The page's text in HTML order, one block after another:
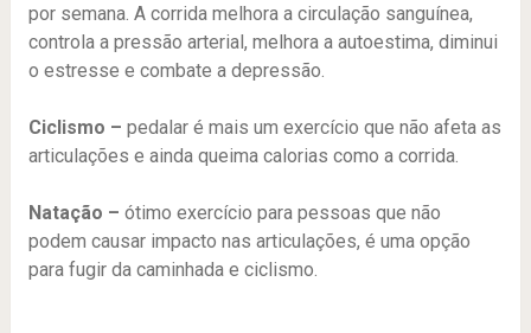
por semana. A corrida melhora a circulação sanguínea,
controla a pressão arterial, melhora a autoestima, diminui
o estresse e combate a depressão.
Ciclismo – pedalar é mais um exercício que não afeta as
articulações e ainda queima calorias como a corrida.
Natação – ótimo exercício para pessoas que não
podem causar impacto nas articulações, é uma opção
para fugir da caminhada e ciclismo.